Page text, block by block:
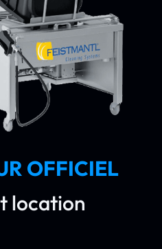
OFFICIEL
location